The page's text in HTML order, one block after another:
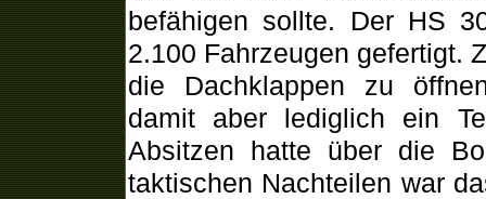
befähigen sollte. Der HS
2.100 Fahrzeugen gefertigt.
die Dachklappen zu
damit aber lediglich ein
Absitzen hatte über die
taktischen Nachteilen war